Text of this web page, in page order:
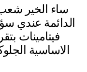
ساء الخير
الدائمة عندي
فيتامينات
الاساسية